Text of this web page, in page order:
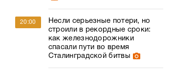
20:00
Несли серьезные потери, но
строили в рекордные сроки:
как железнодорожники
спасали пути во время
Сталинградской битвы